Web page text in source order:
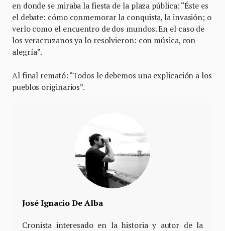
en donde se miraba la fiesta de la plaza pública: “Éste es
el debate: cómo conmemorar la conquista, la invasión; o
verlo como el encuentro de dos mundos. En el caso de
los veracruzanos ya lo resolvieron: con música, con
alegría”.
Al final remató: “Todos le debemos una explicación a los
pueblos originarios”.
José Ignacio De Alba
Cronista interesado en la historia y autor de la